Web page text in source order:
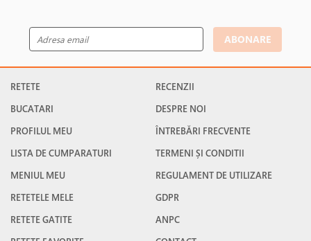
ABONARE
RETETE
BUCATARI
PROFILUL MEU
LISTA DE CUMPARATURI
MENIUL MEU
RETETELE MELE
RETETE GATITE
RECENZII
DESPRE NOI
ÎNTREBĂRI FRECVENTE
TERMENI ȘI CONDITII
REGULAMENT DE UTILIZARE
GDPR
ANPC